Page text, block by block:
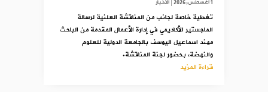
تغطية خاصة لجانب من المناقشة العلنية لرسالة
الماجستير الأكاديمي في إدارة الأعمال المقدمة من الباحث
مهند اسماعيل اليوسف بالجامعة الدولية للعلوم
والنهضة، بحضور لجنة المناقشة.
قراءة المزيد